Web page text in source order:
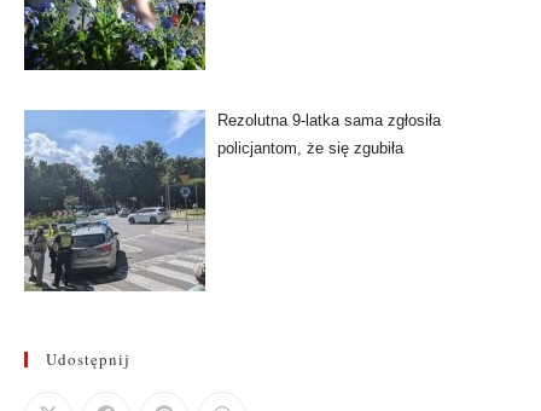
Rezolutna 9-latka sama zgłosiła
policjantom, że się zgubiła
Udostępnij